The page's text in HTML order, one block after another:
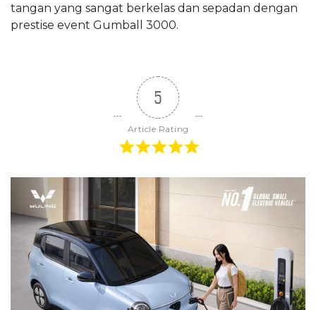
tangan yang sangat berkelas dan sepadan dengan
prestise event Gumball 3000.
5
Article Rating